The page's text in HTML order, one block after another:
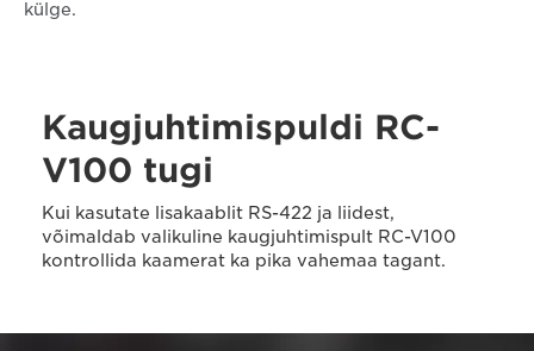
külge.
Kaugjuhtimispuldi RC-
V100 tugi
Kui kasutate lisakaablit RS-422 ja liidest,
võimaldab valikuline kaugjuhtimispult RC-V100
kontrollida kaamerat ka pika vahemaa tagant.